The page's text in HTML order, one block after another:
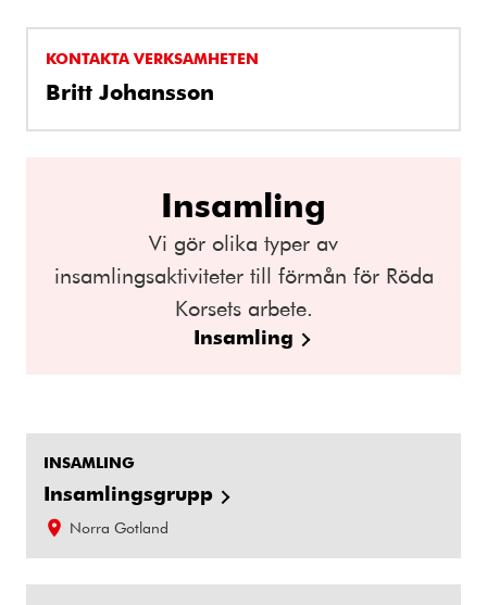
KONTAKTA VERKSAMHETEN
Britt Johansson
Insamling
Vi gör olika typer av
insamlingsaktiviteter till förmån för Röda
Korsets arbete.
Insamling
INSAMLING
Insamlingsgrupp
Norra Gotland